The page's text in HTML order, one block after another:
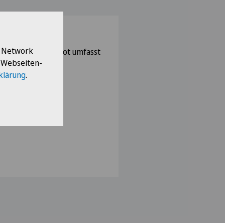
Angebot umfasst
Network
.